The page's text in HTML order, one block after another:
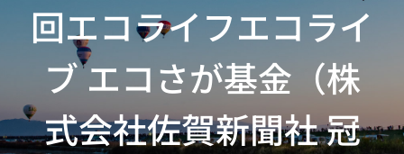
回エコライフエコライ
ブ エコさが基金（株
式会社佐賀新聞社 冠